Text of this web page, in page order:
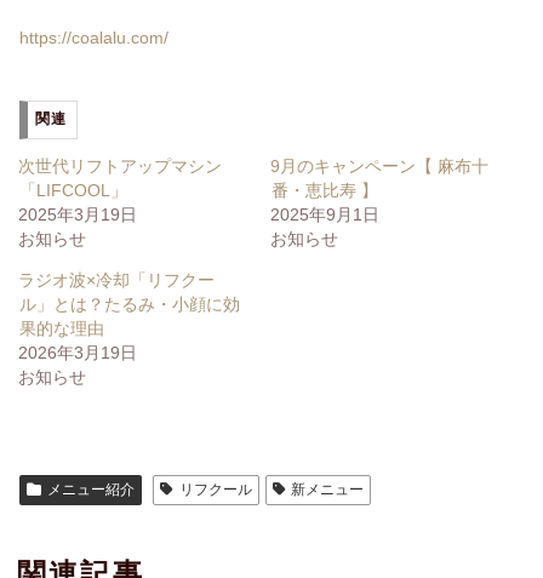
https://coalalu.com/
関連
次世代リフトアップマシン
「LIFCOOL」
2025年3月19日
お知らせ
9月のキャンペーン【 麻布十
番・恵比寿 】
2025年9月1日
お知らせ
ラジオ波×冷却「リフクー
ル」とは？たるみ・小顔に効
果的な理由
2026年3月19日
お知らせ
メニュー紹介 リフクール 新メニュー